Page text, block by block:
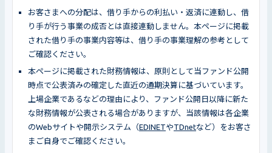
お客さまへの分配は、借り手からの利払い・返済に連動し、借
り手が行う事業の成否とは直接連動しません。本ページに掲載
された借り手の事業内容等は、借り手の事業理解の参考として
ご確認ください。
本ページに掲載された財務情報は、原則として当ファンド公開
時点で公表済みの確定した直近の通期決算に基づいています。
上場企業であるなどの理由により、ファンド公開日以降に新た
な財務情報が公表される場合がありますが、当該情報は各企業
のWebサイトや開示システム（EDINETやTDnetなど）をお客さ
まご自身でご確認ください。